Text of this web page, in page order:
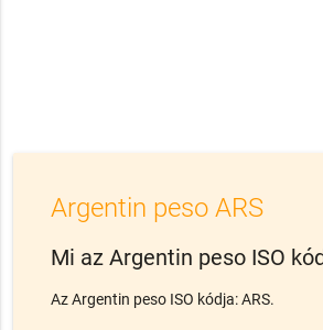
Argentin peso ARS
Mi az Argentin peso ISO
Az Argentin peso ISO kódja: ARS.